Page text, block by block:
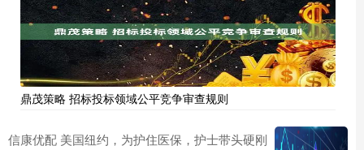
鼎茂策略 招标投标领域公平竞争审查规则
信康优配 美国纽约，为护住医保，护士带头硬刚